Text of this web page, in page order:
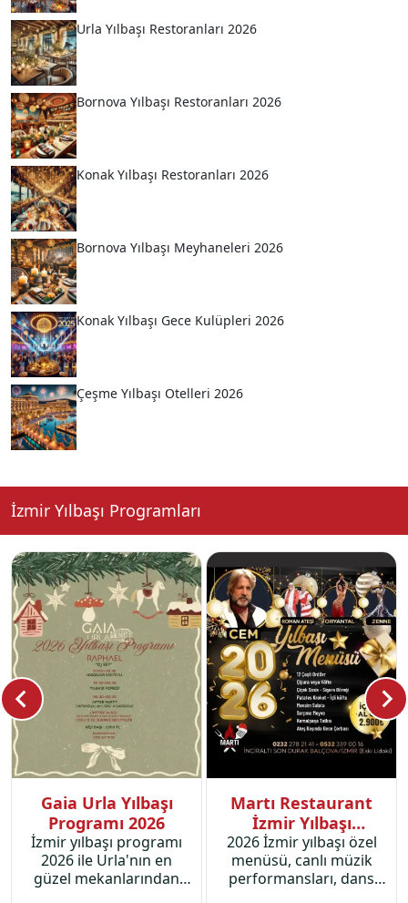
Urla Yılbaşı Restoranları 2026
Bornova Yılbaşı Restoranları 2026
Konak Yılbaşı Restoranları 2026
Bornova Yılbaşı Meyhaneleri 2026
Konak Yılbaşı Gece Kulüpleri 2026
Çeşme Yılbaşı Otelleri 2026
İzmir Yılbaşı Programları
Gaia Urla Yılbaşı
Programı 2026
İzmir yılbaşı programı
2026 ile Urla'nın en
güzel mekanlarından
Martı Restaurant
İzmir Yılbaşı
Programı 2026
2026 İzmir yılbaşı özel
menüsü, canlı müzik
performansları, dans